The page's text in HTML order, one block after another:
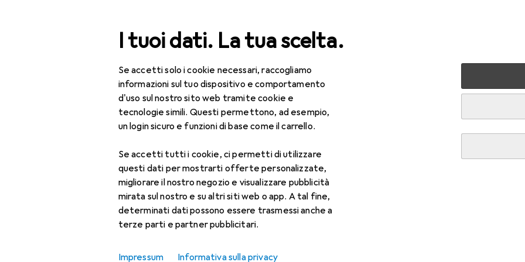
I tuoi dati. La tua scelta.
Se accetti solo i cookie necessari, raccogliamo
informazioni sul tuo dispositivo e comportamento
d'uso sul nostro sito web tramite cookie e
tecnologie simili. Questi permettono, ad esempio,
un login sicuro e funzioni di base come il carrello.
Se accetti tutti i cookie, ci permetti di utilizzare
questi dati per mostrarti offerte personalizzate,
migliorare il nostro negozio e visualizzare pubblicità
mirata sul nostro e su altri siti web o app. A tal fine,
determinati dati possono essere trasmessi anche a
terze parti e partner pubblicitari.
Impressum Informativa sulla privacy
Cerca
Logitech
Produttore
Scopri di più su Logitech